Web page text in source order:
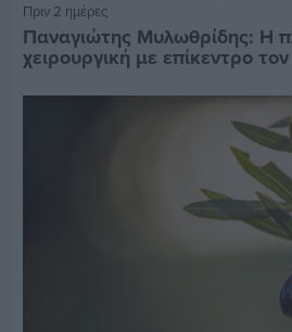
Πριν 2 ημέρες
Παναγιώτης Μυλωθρίδης: Η
χειρουργική με επίκεντρο